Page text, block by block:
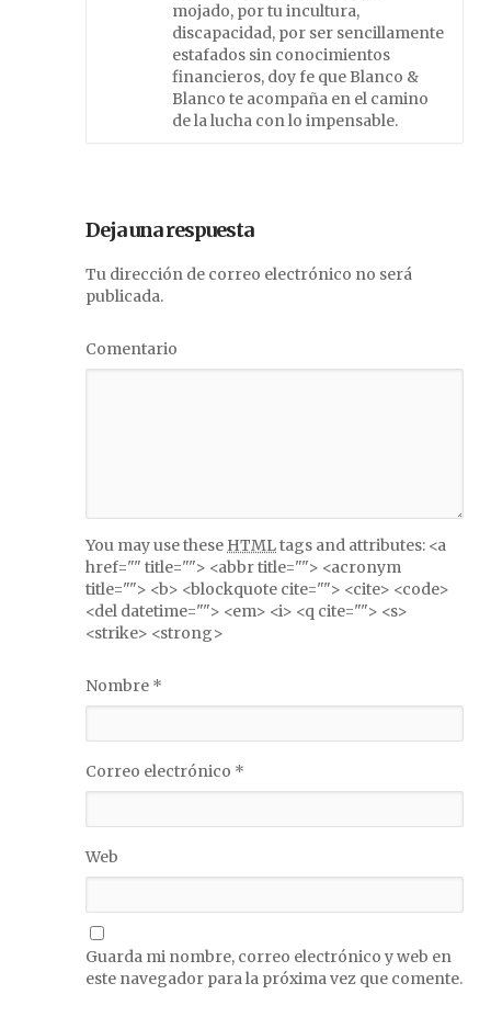
mojado, por tu incultura,
discapacidad, por ser sencillamente
estafados sin conocimientos
financieros, doy fe que Blanco &
Blanco te acompaña en el camino
de la lucha con lo impensable.
Deja una respuesta
Tu dirección de correo electrónico no será
publicada.
Comentario
You may use these HTMLtags and attributes: <a
href="" title=""> <abbr title=""> <acronym
title=""> <b> <blockquote cite=""> <cite> <code>
<del datetime=""> <em> <i> <q cite=""> <s>
<strike> <strong>
Nombre *
Correo electrónico *
Web
Guarda mi nombre, correo electrónico y web en
este navegador para la próxima vez que comente.